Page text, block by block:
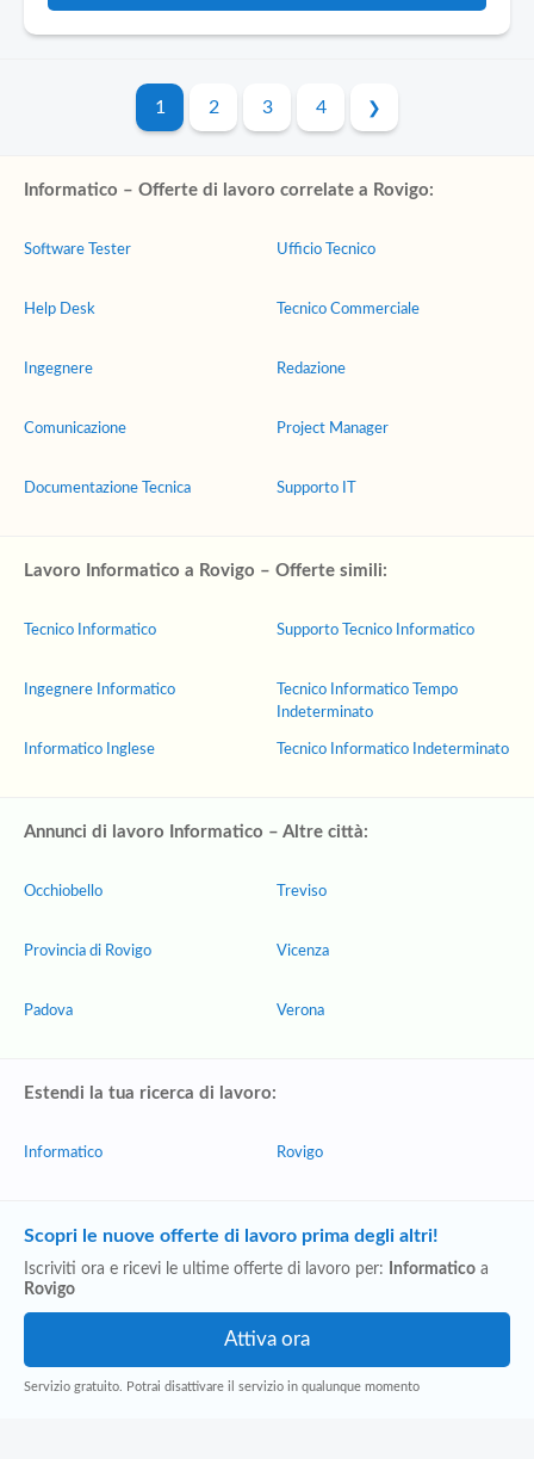
1 2 3 4
Informatico – Offerte di lavoro correlate a Rovigo:
Software Tester
Help Desk
Ingegnere
Comunicazione
Documentazione Tecnica
Ufficio Tecnico
Tecnico Commerciale
Redazione
Project Manager
Supporto IT
Lavoro Informatico a Rovigo – Offerte simili:
Tecnico Informatico
Ingegnere Informatico
Informatico Inglese
Supporto Tecnico Informatico
Tecnico Informatico Tempo
Indeterminato
Tecnico Informatico Indeterminato
Annunci di lavoro Informatico – Altre città:
Occhiobello
Provincia di Rovigo
Padova
Treviso
Vicenza
Verona
Estendi la tua ricerca di lavoro:
Informatico Rovigo
Scopri le nuove offerte di lavoro prima degli altri!
Iscriviti ora e ricevi le ultime offerte di lavoro per: Informatico a
Rovigo
Servizio gratuito. Potrai disattivare il servizio in qualunque momento